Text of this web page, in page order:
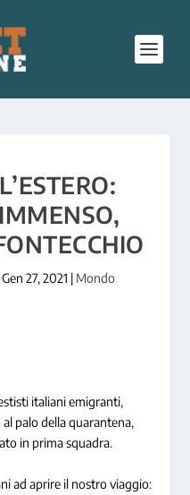
Gen 27, 2021 | Mondo
italiani emigranti,
palo della quarantena,
in prima squadra.
ad aprire il nostro viaggio: